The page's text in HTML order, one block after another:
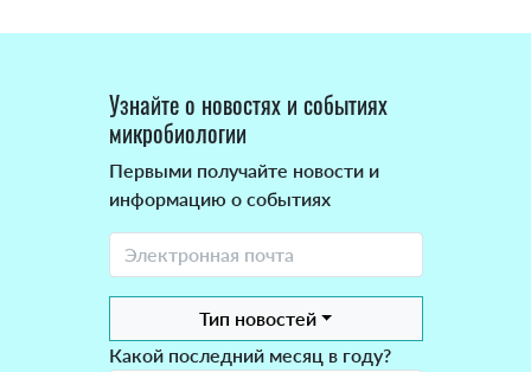
Узнайте о новостях и событиях
микробиологии
Первыми получайте новости и
информацию о событиях
Тип новостей
Какой последний месяц в году?